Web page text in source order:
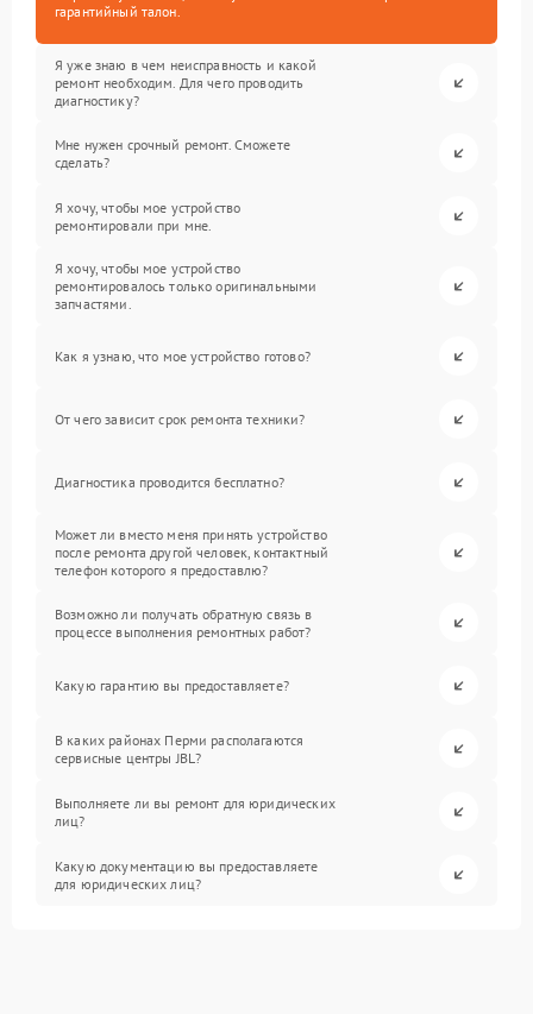
гарантийный талон.
Я уже знаю в чем неисправность и какой
ремонт необходим. Для чего проводить
диагностику?
Мне нужен срочный ремонт. Сможете
сделать?
Я хочу, чтобы мое устройство
ремонтировали при мне.
Я хочу, чтобы мое устройство
ремонтировалось только оригинальными
запчастями.
Как я узнаю, что мое устройство готово?
От чего зависит срок ремонта техники?
Диагностика проводится бесплатно?
Может ли вместо меня принять устройство
после ремонта другой человек, контактный
телефон которого я предоставлю?
Возможно ли получать обратную связь в
процессе выполнения ремонтных работ?
Какую гарантию вы предоставляете?
В каких районах Перми располагаются
сервисные центры JBL?
Выполняете ли вы ремонт для юридических
лиц?
Какую документацию вы предоставляете
для юридических лиц?